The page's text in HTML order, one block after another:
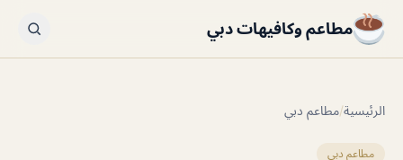
مطاعم وكافيهات دبي
الرئيسية/مطاعم دبي
مطاعم دبي